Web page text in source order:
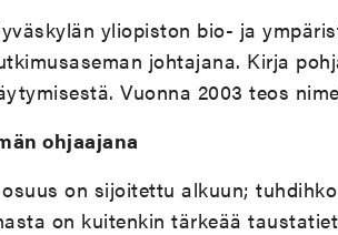
yliopiston bio- ja
johtajana. Kirja
Vuonna 2003 teos
ohjaajana
on sijoitettu alkuun;
on kuitenkin tärkeää